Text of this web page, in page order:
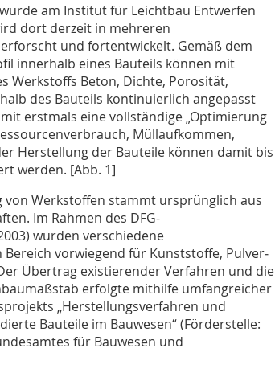
am Institut für Leichtbau Entwerfen
dort derzeit in mehreren
und fortentwickelt. Gemäß dem
innerhalb eines Bauteils können mit
Werkstoffs Beton, Dichte, Porosität,
des Bauteils kontinuierlich angepasst
erstmals eine vollständige „Optimierung
Müllaufkommen,
Herstellung der Bauteile können damit bis
werden. [Abb. 1]
Werkstoffen stammt ursprünglich aus
Im Rahmen des DFG-
wurden verschiedene
vorwiegend für Kunststoffe, Pulver­
Übertrag existierender Verfahren und die
erfolgte mithilfe umfangreicher
„Herstellungsverfahren und
Bauteile im Bauwesen“ (Förderstelle:
für Bauwesen und